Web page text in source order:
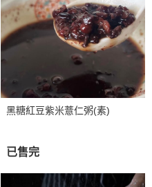
黑糖紅豆紫米薏仁粥(素)
已售完